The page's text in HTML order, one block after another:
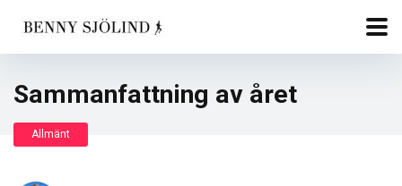
Sammanfattning av året
Allmänt